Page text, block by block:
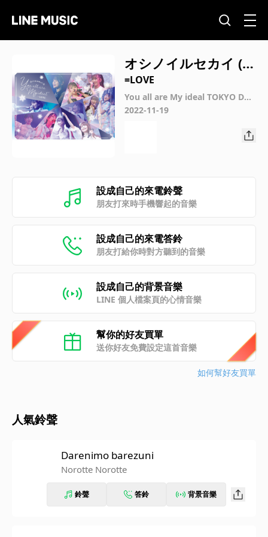
オシノイルセカイ (ユ
ーオールアーマイア
イディールトウキョ
ウドームシティホー
=LOVE
You all are My ideal TOKYO DO
ME CITY HALL Concert
2022-11-19
設成自己的來電鈴聲
朋友打來時手機響起的音樂
設成自己的來電答鈴
朋友打給你時對方聽到的音樂
設成自己的背景音樂
LINE 個人檔案頁的心情音樂
幫你的好友買單
送你好友免費設定這首音樂
如何幫好友買單
人氣鈴聲
Darenimo barezuni
Norotte Norotte
鈴聲 答鈴 背景音樂